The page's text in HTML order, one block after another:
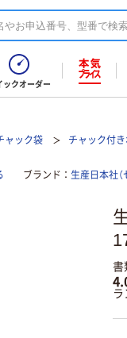
ックオーダー
ャック袋 チャック付
ブランド 生産日本社（
書